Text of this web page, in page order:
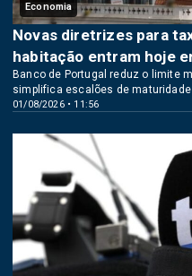
Economia
01/08/2026 • 11:56
Novas diretrizes para
habitação entram hoje
Banco de Portugal reduz o limite
simplifica escalões de